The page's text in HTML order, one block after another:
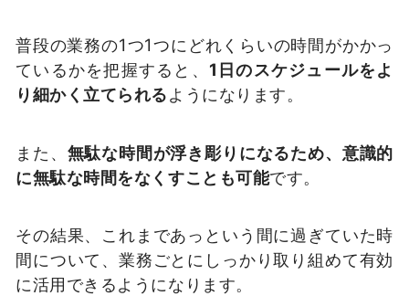
普段の業務の1つ1つにどれくらいの時間がかかっ
ているかを把握すると、 1日のスケジュールをよ
り細かく立てられるようになります。
また、 無駄な時間が浮き彫りになるため、意識的
に無駄な時間をなくすことも可能です。
その結果、これまであっという間に過ぎていた時
間について、業務ごとにしっかり取り組めて有効
に活用できるようになります。